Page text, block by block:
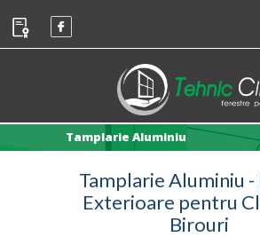
Tamplarie Aluminiu
Tamplarie Aluminiu -
Exterioare pentru
Birouri